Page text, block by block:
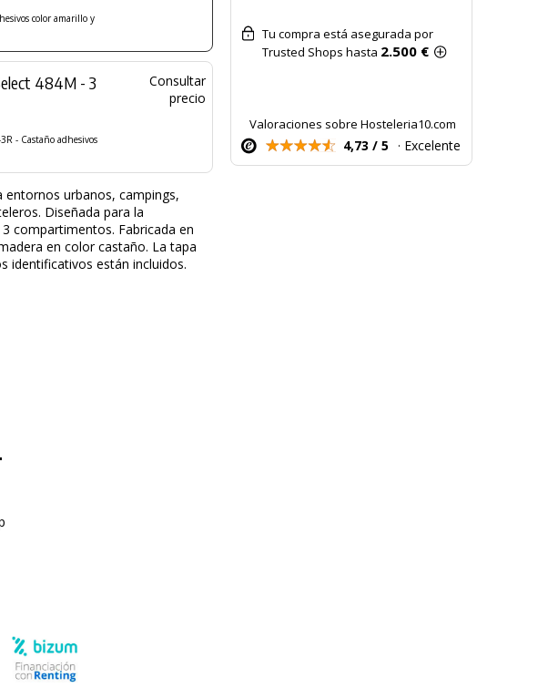
color amarillo y
484M - 3
- Castaño adhesivos
Consultar
precio
entornos urbanos, campings,
Diseñada para la
compartimentos. Fabricada en
en color castaño. La tapa
identificativos están incluidos.
Tu compra está asegurada por
Trusted Shops hasta 2.500 €
Valoraciones sobre Hosteleria10.com
4,73 / 5 · Excelente